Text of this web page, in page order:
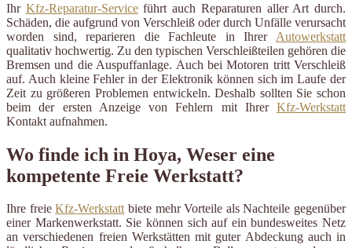
Ihr Kfz-Reparatur-Serviceführt auch Reparaturen aller Art durch.
Schäden, die aufgrund von Verschleiß oder durch Unfälle verursacht
worden sind, reparieren die Fachleute in Ihrer Autowerkstatt
qualitativ hochwertig. Zu den typischen Verschleißteilen gehören die
Bremsen und die Auspuffanlage. Auch bei Motoren tritt Verschleiß
auf. Auch kleine Fehler in der Elektronik können sich im Laufe der
Zeit zu größeren Problemen entwickeln. Deshalb sollten Sie schon
beim der ersten Anzeige von Fehlern mit Ihrer Kfz-Werkstatt
Kontakt aufnahmen.
Wo finde ich in Hoya, Weser eine
kompetente Freie Werkstatt?
Ihre freieKfz-Werkstattbiete mehr Vorteile als Nachteile gegenüber
einer Markenwerkstatt. Sie können sich auf ein bundesweites Netz
an verschiedenen freien Werkstätten mit guter Abdeckung auch in